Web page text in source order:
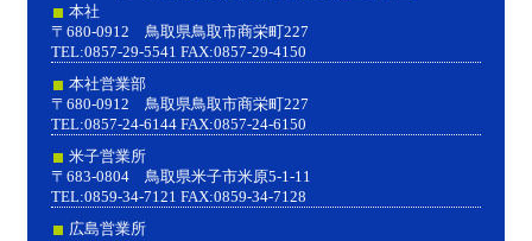
本社
〒680-0912 鳥取県鳥取市商栄町227
TEL:0857-29-5541 FAX:0857-29-4150
本社営業部
〒680-0912 鳥取県鳥取市商栄町227
TEL:0857-24-6144 FAX:0857-24-6150
米子営業所
〒683-0804 鳥取県米子市米原5-1-11
TEL:0859-34-7121 FAX:0859-34-7128
広島営業所